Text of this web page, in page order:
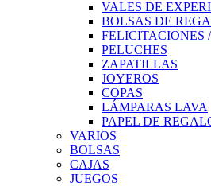
VALES DE
BOLSAS DE
FELICITACIONES
PELUCHES
ZAPATILLAS
JOYEROS
COPAS
LÁMPARAS LAVA
PAPEL DE
VARIOS
BOLSAS
CAJAS
JUEGOS